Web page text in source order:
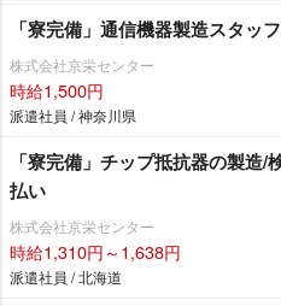
「寮完備」通信機器製造スタッ
株式会社京栄センター
時給1,500円
派遣社員 / 神奈川県
「寮完備」チップ抵抗器の製造
払い
株式会社京栄センター
時給1,310円～1,638円
派遣社員 / 北海道